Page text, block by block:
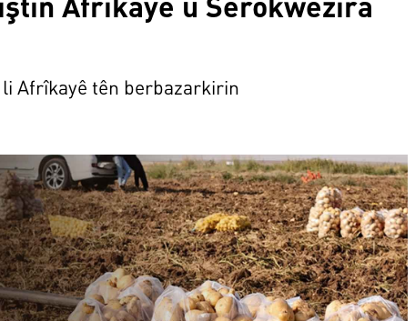
Afrîkayê tên berbazarkirin